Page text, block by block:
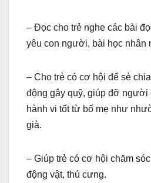
– Đọc cho trẻ nghe các bài
yêu con người, bài học nhân
– Cho trẻ có cơ hội để sẻ
động gây quỹ, giúp đỡ người
hành vi tốt từ bố mẹ như
già.
– Giúp trẻ có cơ hội chăm
động vật, thú cưng.